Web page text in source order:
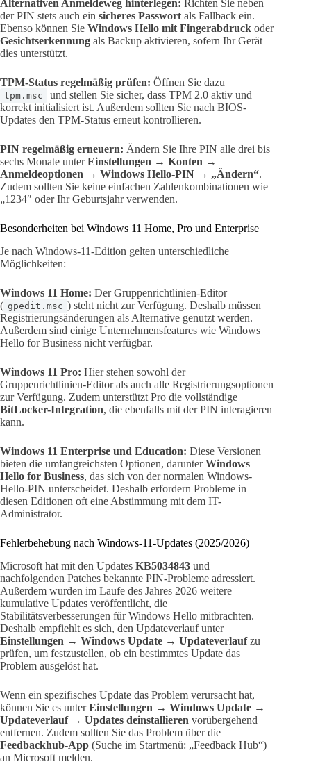
Alternativen Anmeldeweg hinterlegen: Richten Sie neben
der PIN stets auch ein sicheres Passwort als Fallback ein.
Ebenso können Sie Windows Hello mit Fingerabdruck oder
Gesichtserkennung als Backup aktivieren, sofern Ihr Gerät
dies unterstützt.
TPM-Status regelmäßig prüfen: Öffnen Sie dazu
tpm.msc
und stellen Sie sicher, dass TPM 2.0 aktiv und
korrekt initialisiert ist. Außerdem sollten Sie nach BIOS-
Updates den TPM-Status erneut kontrollieren.
PIN regelmäßig erneuern: Ändern Sie Ihre PIN alle drei bis
sechs Monate unterEinstellungen → Konten →
Anmeldeoptionen → Windows Hello-PIN → „Ändern“.
Zudem sollten Sie keine einfachen Zahlenkombinationen wie
„1234″ oder Ihr Geburtsjahr verwenden.
Besonderheiten bei Windows 11 Home, Pro und Enterprise
Je nach Windows-11-Edition gelten unterschiedliche
Möglichkeiten:
Windows 11 Home: Der Gruppenrichtlinien-Editor
( gpedit.msc ) steht nicht zur Verfügung. Deshalb müssen
Registrierungsänderungen als Alternative genutzt werden.
Außerdem sind einige Unternehmensfeatures wie Windows
Hello for Business nicht verfügbar.
Windows 11 Pro: Hier stehen sowohl der
Gruppenrichtlinien-Editor als auch alle Registrierungsoptionen
zur Verfügung. Zudem unterstützt Pro die vollständige
BitLocker-Integration, die ebenfalls mit der PIN interagieren
kann.
Windows 11 Enterprise und Education: Diese Versionen
bieten die umfangreichsten Optionen, darunterWindows
Hello for Business, das sich von der normalen Windows-
Hello-PIN unterscheidet. Deshalb erfordern Probleme in
diesen Editionen oft eine Abstimmung mit dem IT-
Administrator.
Fehlerbehebung nach Windows-11-Updates (2025/2026)
Microsoft hat mit den Updates KB5034843 und
nachfolgenden Patches bekannte PIN-Probleme adressiert.
Außerdem wurden im Laufe des Jahres 2026 weitere
kumulative Updates veröffentlicht, die
Stabilitätsverbesserungen für Windows Hello mitbrachten.
Deshalb empfiehlt es sich, den Updateverlauf unter
Einstellungen → Windows Update → Updateverlaufzu
prüfen, um festzustellen, ob ein bestimmtes Update das
Problem ausgelöst hat.
Wenn ein spezifisches Update das Problem verursacht hat,
können Sie es unterEinstellungen → Windows Update →
Updateverlauf → Updates deinstallieren vorübergehend
entfernen. Zudem sollten Sie das Problem über die
Feedbackhub-App (Suche im Startmenü: „Feedback Hub“)
an Microsoft melden.